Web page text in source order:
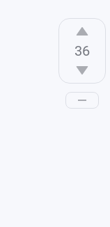
36